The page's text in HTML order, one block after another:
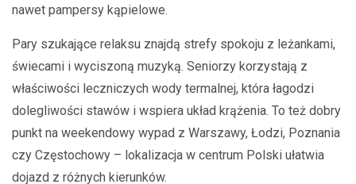
nawet pampersy kąpielowe.
Pary szukające relaksu znajdą strefy spokoju z leżankami,
świecami i wyciszoną muzyką. Seniorzy korzystają z
właściwości leczniczych wody termalnej, która łagodzi
dolegliwości stawów i wspiera układ krążenia. To też dobry
punkt na weekendowy wypad z Warszawy, Łodzi, Poznania
czy Częstochowy – lokalizacja w centrum Polski ułatwia
dojazd z różnych kierunków.